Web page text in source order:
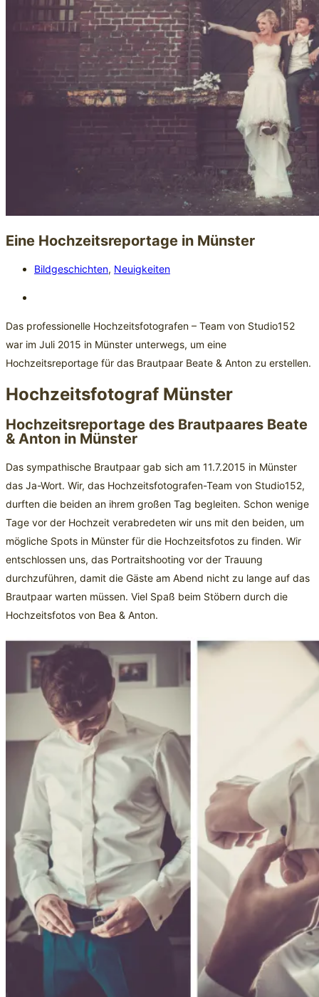
Eine Hochzeitsreportage in Münster
Bildgeschichten, Neuigkeiten
Das professionelle Hochzeitsfotografen – Team von Studio152
war im Juli 2015 in Münster unterwegs, um eine
Hochzeitsreportage für das Brautpaar Beate & Anton zu erstellen.
Hochzeitsfotograf Münster
Hochzeitsreportage des Brautpaares Beate
& Anton in Münster
Das sympathische Brautpaar gab sich am 11.7.2015 in Münster
das Ja-Wort. Wir, das Hochzeitsfotografen-Team von Studio152,
durften die beiden an ihrem großen Tag begleiten. Schon wenige
Tage vor der Hochzeit verabredeten wir uns mit den beiden, um
mögliche Spots in Münster für die Hochzeitsfotos zu finden. Wir
entschlossen uns, das Portraitshooting vor der Trauung
durchzuführen, damit die Gäste am Abend nicht zu lange auf das
Brautpaar warten müssen. Viel Spaß beim Stöbern durch die
Hochzeitsfotos von Bea & Anton.